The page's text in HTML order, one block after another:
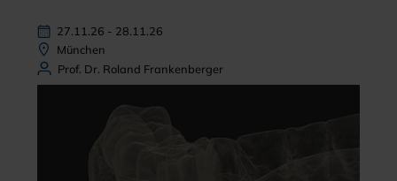
27.11.26 - 28.11.26
München
Prof. Dr. Roland Frankenberger